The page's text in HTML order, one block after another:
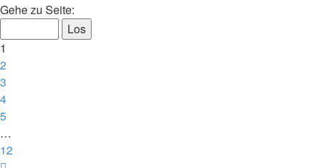
1
12
Gehe zu Seite:
1
2
3
4
5
…
12